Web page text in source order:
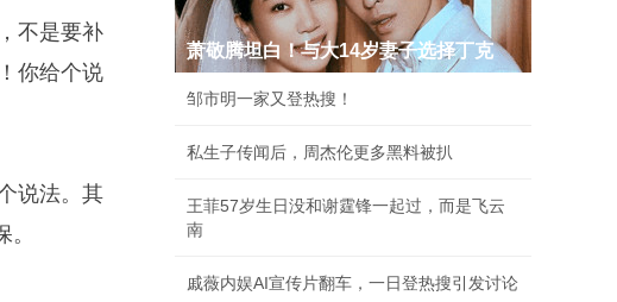
不是要补
你给个说
说法。其
萧敬腾坦白！与大14岁妻子选择丁克
邹市明一家又登热搜！
私生子传闻后，周杰伦更多黑料被扒
王菲57岁生日没和谢霆锋一起过，而是飞云
南
戚薇内娱AI宣传片翻车，一日登热搜引发讨论